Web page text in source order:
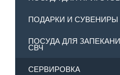
ПОДАРКИ И СУВЕНИРЫ
ПОСУДА ДЛЯ
СВЧ
СЕРВИРОВКА